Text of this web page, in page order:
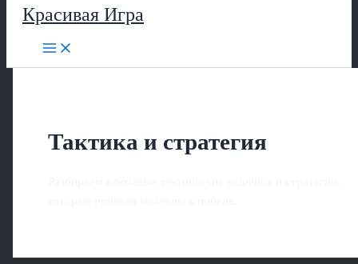
Красивая Игра
Тактика и стратегия